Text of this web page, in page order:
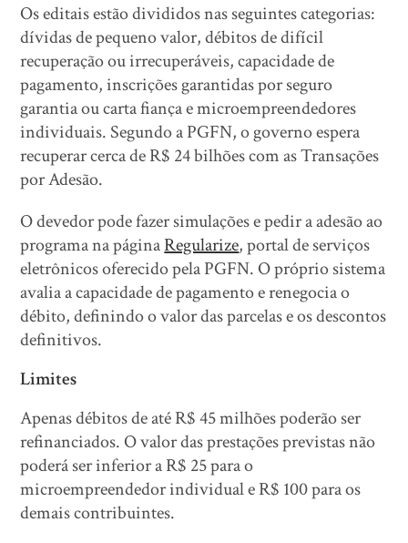
Os editais estão divididos nas seguintes categorias:
dívidas de pequeno valor, débitos de difícil
recuperação ou irrecuperáveis, capacidade de
pagamento, inscrições garantidas por seguro
garantia ou carta fiança e microempreendedores
individuais. Segundo a PGFN, o governo espera
recuperar cerca de R$ 24 bilhões com as Transações
por Adesão.
O devedor pode fazer simulações e pedir a adesão ao
programa na páginaRegularize, portal de serviços
eletrônicos oferecido pela PGFN. O próprio sistema
avalia a capacidade de pagamento e renegocia o
débito, definindo o valor das parcelas e os descontos
definitivos.
Limites
Apenas débitos de até R$ 45 milhões poderão ser
refinanciados. O valor das prestações previstas não
poderá ser inferior a R$ 25 para o
microempreendedor individual e R$ 100 para os
demais contribuintes.